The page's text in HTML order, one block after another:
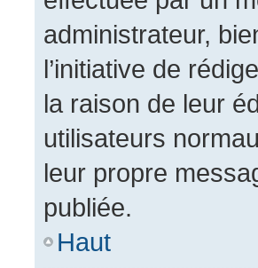
administrateur,
l’initiative de
la raison de leur
utilisateurs
leur propre
publiée.
Haut